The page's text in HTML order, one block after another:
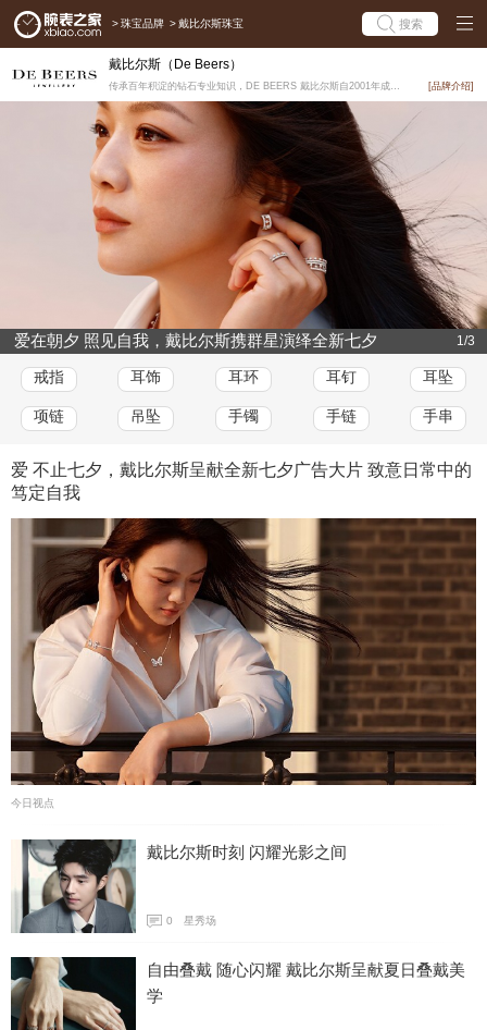
> 珠宝品牌 > 戴比尔斯珠宝 搜索
戴比尔斯（De Beers）
传承百年积淀的钻石专业知识，DE BEERS 戴比尔斯自2001年成立以来，继承卓尔不群的钻石制造传... [品牌介绍]
爱在朝夕 照见自我，戴比尔斯携群星演绎全新七夕
广告大片
1/3
戒指 耳饰 耳环 耳钉 耳坠
项链 吊坠 手镯 手链 手串
爱 不止七夕，戴比尔斯呈献全新七夕广告大片 致意日常中的
笃定自我
今日视点
戴比尔斯时刻 闪耀光影之间
0 星秀场
自由叠戴 随心闪耀 戴比尔斯呈献夏日叠戴美
学